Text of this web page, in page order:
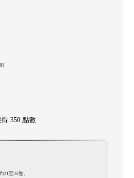
350 點數
21至25隻。